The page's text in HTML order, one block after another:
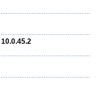
10.0.45.2